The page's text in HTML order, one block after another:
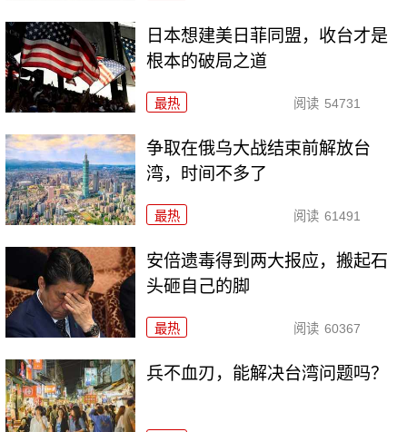
日本想建美日菲同盟，收台才是
根本的破局之道
最热 阅读 54731
争取在俄乌大战结束前解放台
湾，时间不多了
最热 阅读 61491
安倍遗毒得到两大报应，搬起石
头砸自己的脚
最热 阅读 60367
兵不血刃，能解决台湾问题吗？